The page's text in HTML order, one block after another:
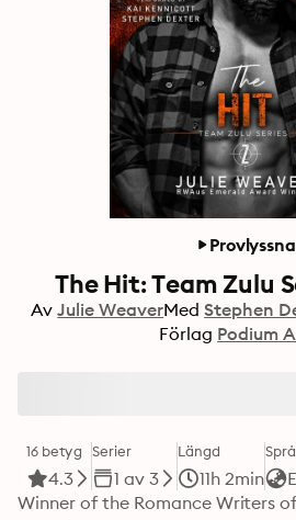
Provlyssna
The Hit: Team Zulu
Av Julie WeaverMed Stephen
Förlag Podium
16 betyg
4.3
Serier
1 av 3
Längd
11h 2min
Winner of the Romance Writers